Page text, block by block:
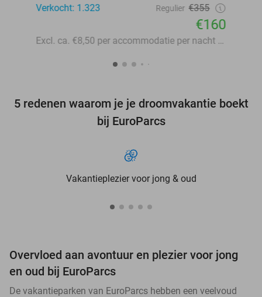
Verkocht: 1.323
Regulier €355
€160
Excl. ca. €8,50 per accommodatie per nacht aan lokale heffingen
5 redenen waarom je je droomvakantie boekt
bij EuroParcs
Vakantieplezier voor jong & oud
Overvloed aan avontuur en plezier voor jong
en oud bij EuroParcs
De vakantieparken van EuroParcs hebben een veelvoud